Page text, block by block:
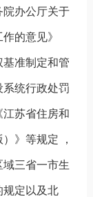
院办公厅关于
的意见》
基准制定和管
统行政处罚
江苏省住房和
）》等规定 ，
三省一市生
规定以及北